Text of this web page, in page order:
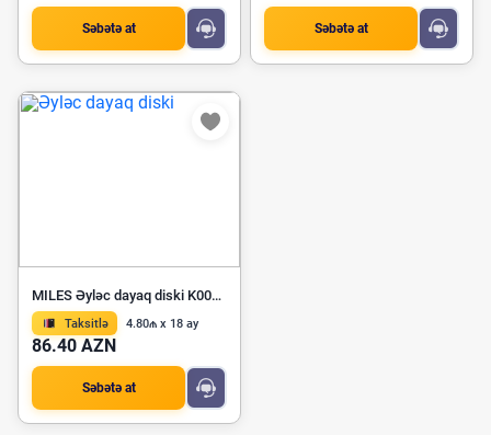
Səbətə at Səbətə at
MILES Əyləc dayaq diski K001250
Taksitlə 4.80₼ x 18 ay
86.40 AZN
Səbətə at